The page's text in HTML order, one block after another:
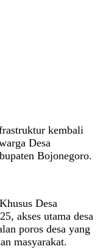
kembali
Desa
Bojonegoro.
Desa
akses utama desa
poros desa yang
masyarakat.